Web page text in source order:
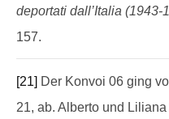
deportati dall’Italia (1943-
157.
[21] Der Konvoi 06 ging
21, ab. Alberto und